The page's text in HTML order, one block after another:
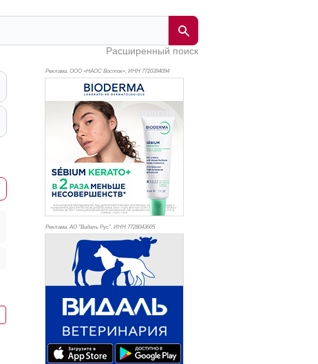
Расширенный поиск
Реклама. ООО «НАОС Восток», ИНН 7720394094
Реклама. АО "Видаль Рус", ИНН 7728043605